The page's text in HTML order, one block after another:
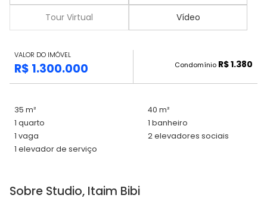
Tour Virtual Vídeo
VALOR DO IMÓVEL
R$ 1.300.000 Condomínio R$ 1.380
35 m²
40 m²
1 quarto
1 banheiro
1 vaga
2 elevadores sociais
1 elevador de serviço
Sobre Studio, Itaim Bibi